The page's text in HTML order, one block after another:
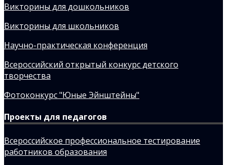
Викторины для дошкольников
Викторины для школьников
Научно-практическая конференция
Всероссийский открытый конкурс детского
творчества
Фотоконкурс "Юные Эйнштейны"
Проекты для педагогов
Всероссийское профессиональное тестирование
работников образования